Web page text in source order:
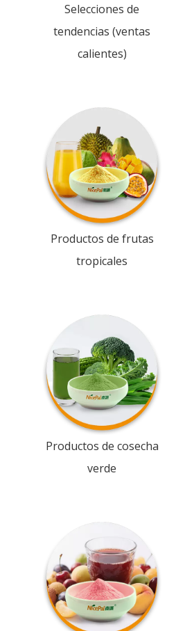
Selecciones de
tendencias (ventas
calientes)
Productos de frutas
tropicales
Productos de cosecha
verde